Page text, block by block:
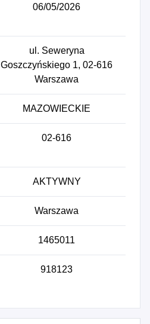
06/05/2026
ul. Seweryna
Goszczyńskiego 1, 02-616
Warszawa
MAZOWIECKIE
02-616
AKTYWNY
Warszawa
1465011
918123